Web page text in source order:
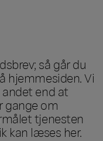
så går du
hjemmesiden. Vi
end at
gange om
tjenesten
kan læses her.